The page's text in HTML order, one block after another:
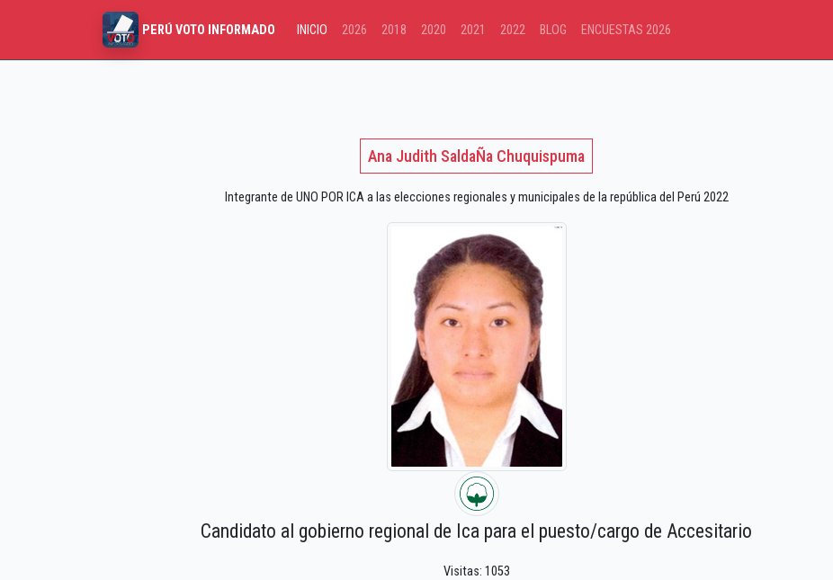
PERÚ VOTO INFORMADO INICIO 2026 2018 2020 2021 2022 BLOG ENCUESTAS 2026
Ana Judith SaldaÑa Chuquispuma
Integrante de UNO POR ICA a las elecciones regionales y municipales de la república del Perú 2022
Candidato al gobierno regional de Ica para el puesto/cargo de Accesitario
Visitas: 1053